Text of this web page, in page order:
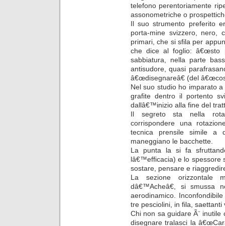
telefono perentoriamente
assonometriche o
Il suo strumento preferito
porta-mine svizzero, nero,
primari, che si sfila per
che dice al foglio: â€œsto
sabbiatura, nella parte
antisudore, quasi
â€œdisegnareâ€ (del
Nel suo studio ho imparato
grafite dentro il portento
dallâ€™inizio alla fine del
Il segreto sta nella
corrispondere una
tecnica prensile simile a
maneggiano le bacchette.
La punta la si fa
lâ€™efficacia) e lo spessore
sostare, pensare e
La sezione orizzontale
dâ€™Acheâ€, si smussa
aerodinamico.
tre pesciolini, in fila, saettanti
Chi non sa guidare Ã¨
disegnare tralasci la